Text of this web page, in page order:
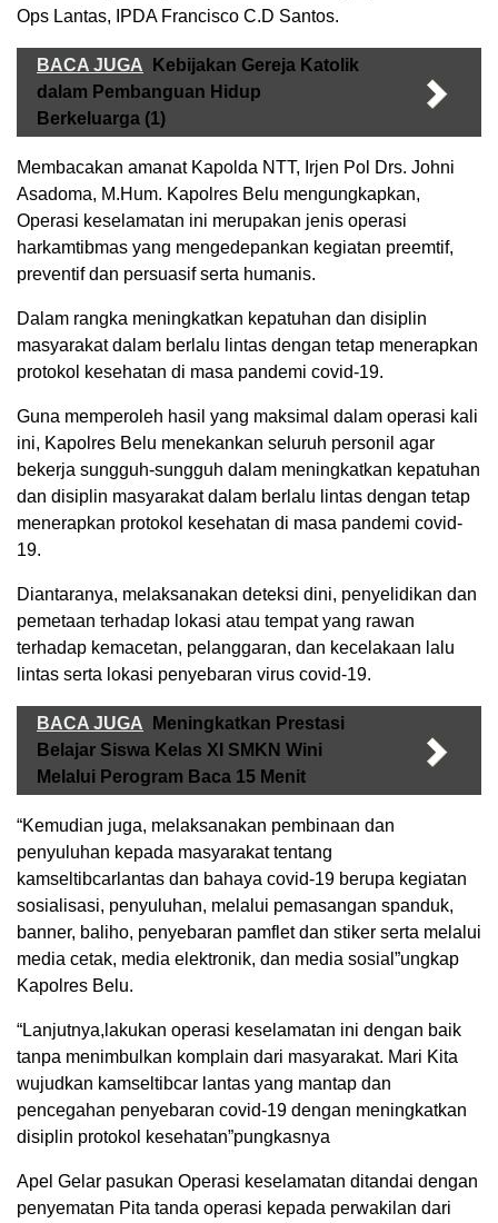
Ops Lantas, IPDA Francisco C.D Santos.
BACA JUGA
Kebijakan Gereja Katolik
dalam Pembanguan Hidup
Berkeluarga (1)
Membacakan amanat Kapolda NTT, Irjen Pol Drs. Johni
Asadoma, M.Hum. Kapolres Belu mengungkapkan,
Operasi keselamatan ini merupakan jenis operasi
harkamtibmas yang mengedepankan kegiatan preemtif,
preventif dan persuasif serta humanis.
Dalam rangka meningkatkan kepatuhan dan disiplin
masyarakat dalam berlalu lintas dengan tetap menerapkan
protokol kesehatan di masa pandemi covid-19.
Guna memperoleh hasil yang maksimal dalam operasi kali
ini, Kapolres Belu menekankan seluruh personil agar
bekerja sungguh-sungguh dalam meningkatkan kepatuhan
dan disiplin masyarakat dalam berlalu lintas dengan tetap
menerapkan protokol kesehatan di masa pandemi covid-
19.
Diantaranya, melaksanakan deteksi dini, penyelidikan dan
pemetaan terhadap lokasi atau tempat yang rawan
terhadap kemacetan, pelanggaran, dan kecelakaan lalu
lintas serta lokasi penyebaran virus covid-19.
BACA JUGA
Meningkatkan Prestasi
Belajar Siswa Kelas XI SMKN Wini
Melalui Perogram Baca 15 Menit
“Kemudian juga, melaksanakan pembinaan dan
penyuluhan kepada masyarakat tentang
kamseltibcarlantas dan bahaya covid-19 berupa kegiatan
sosialisasi, penyuluhan, melalui pemasangan spanduk,
banner, baliho, penyebaran pamflet dan stiker serta melalui
media cetak, media elektronik, dan media sosial”ungkap
Kapolres Belu.
“Lanjutnya,lakukan operasi keselamatan ini dengan baik
tanpa menimbulkan komplain dari masyarakat. Mari Kita
wujudkan kamseltibcar lantas yang mantap dan
pencegahan penyebaran covid-19 dengan meningkatkan
disiplin protokol kesehatan”pungkasnya
Apel Gelar pasukan Operasi keselamatan ditandai dengan
penyematan Pita tanda operasi kepada perwakilan dari